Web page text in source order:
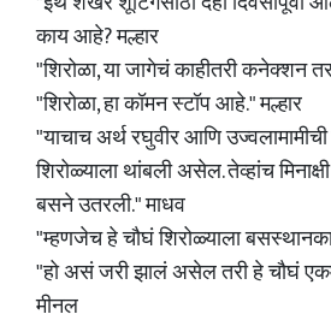
काय आहे? मल्हार
"शिरोळा, या जागेचं काहीतरी कनेक्शन
"शिरोळा, हा कॉमन स्टॉप आहे." मल्हार
"याचाच अर्थ रघुवीर आणि
शिरोळ्याला थांबली असेल. तेव्हांच
बसने उतरली." माधव
"म्हणजेच हे चौघं शिरोळ्याला
"हो असं जरी झालं असेल तरी हे चौघं
मीनल